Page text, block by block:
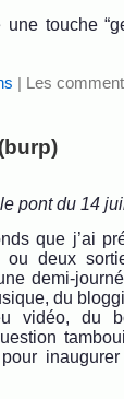
touche
Les
pont du 14
que j’ai
ou deux
demi-
du
vidéo, du